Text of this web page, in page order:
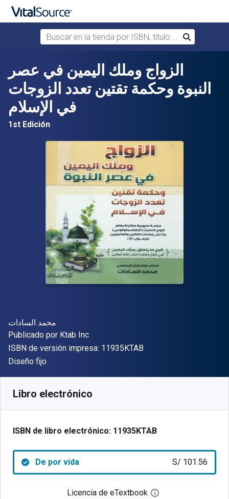
Saltar al contenido principal
Buscar en la tienda por ISBN, título o autor
Buscar
الزواج وملك اليمين في عصر
النبوة وحكمة تقتين تعدد الزوجات
في الإسلام
1st Edición
Autor(es)
محمد السادات
Editor
Publicado por Ktab Inc
ISBN de versión impresa: 11935KTAB"ISBN-13 11935KTAB"
Formato
Diseño fijo
Libro electrónico
ISBN de libro electrónico: 11935KTAB
De por vida S/ 101.56
Licencia de eTextbook Abre el cuadro de